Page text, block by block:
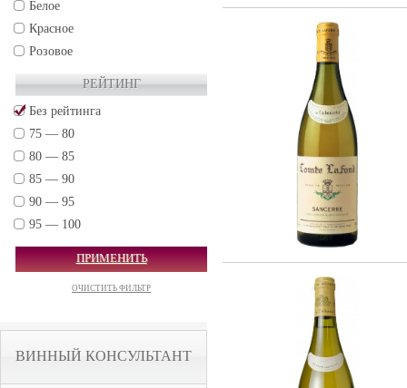
Белое
Красное
Розовое
РЕЙТИНГ
Без рейтинга
75 — 80
80 — 85
85 — 90
90 — 95
95 — 100
ПРИМЕНИТЬ
ОЧИСТИТЬ ФИЛЬТР
ВИННЫЙ КОНСУЛЬТАНТ